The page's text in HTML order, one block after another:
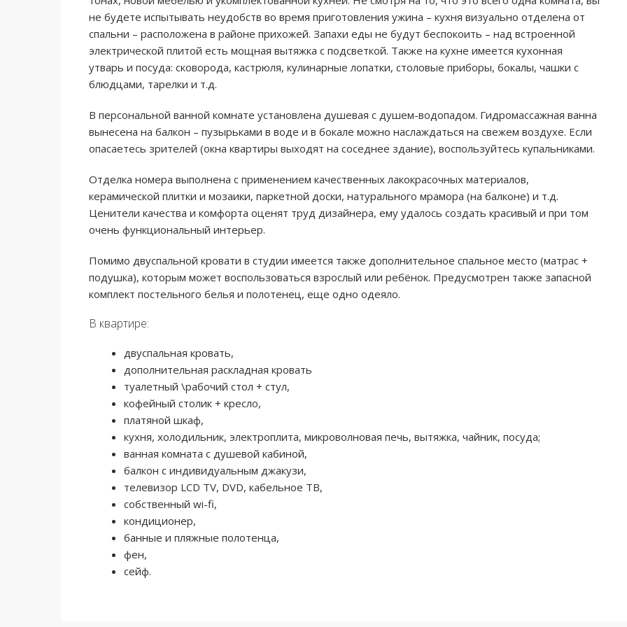
не будете испытывать неудобств во время приготовления ужина – кухня визуально отделена от
спальни – расположена в районе прихожей. Запахи еды не будут беспокоить – над встроенной
электрической плитой есть мощная вытяжка с подсветкой. Также на кухне имеется кухонная
утварь и посуда: сковорода, кастрюля, кулинарные лопатки, столовые приборы, бокалы, чашки с
блюдцами, тарелки и т.д.
В персональной ванной комнате установлена душевая с душем-водопадом. Гидромассажная ванна
вынесена на балкон – пузырьками в воде и в бокале можно наслаждаться на свежем воздухе. Если
опасаетесь зрителей (окна квартиры выходят на соседнее здание), воспользуйтесь купальниками.
Отделка номера выполнена с применением качественных лакокрасочных материалов,
керамической плитки и мозаики, паркетной доски, натурального мрамора (на балконе) и т.д.
Ценители качества и комфорта оценят труд дизайнера, ему удалось создать красивый и при том
очень функциональный интерьер.
Помимо двуспальной кровати в студии имеется также дополнительное спальное место (матрас +
подушка), которым может воспользоваться взрослый или ребёнок. Предусмотрен также запасной
комплект постельного белья и полотенец, еще одно одеяло.
В квартире:
двуспальная кровать,
дополнительная раскладная кровать
туалетный \рабочий стол + стул,
кофейный столик + кресло,
платяной шкаф,
кухня, холодильник, электроплита, микроволновая печь, вытяжка, чайник, посуда;
ванная комната с душевой кабиной,
балкон с индивидуальным джакузи,
телевизор LCD TV, DVD, кабельное ТВ,
собственный wi-fi,
кондиционер,
банные и пляжные полотенца,
фен,
сейф.